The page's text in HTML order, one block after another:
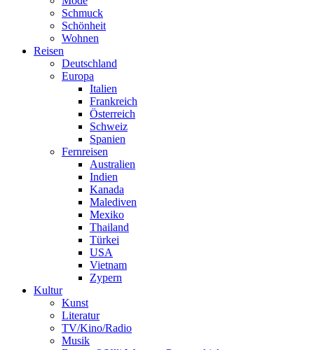
Schmuck
Schönheit
Wohnen
Reisen
Deutschland
Europa
Italien
Frankreich
Österreich
Schweiz
Spanien
Fernreisen
Australien
Indien
Kanada
Malediven
Mexiko
Thailand
Türkei
USA
Vietnam
Zypern
Kultur
Kunst
Literatur
TV/Kino/Radio
Musik